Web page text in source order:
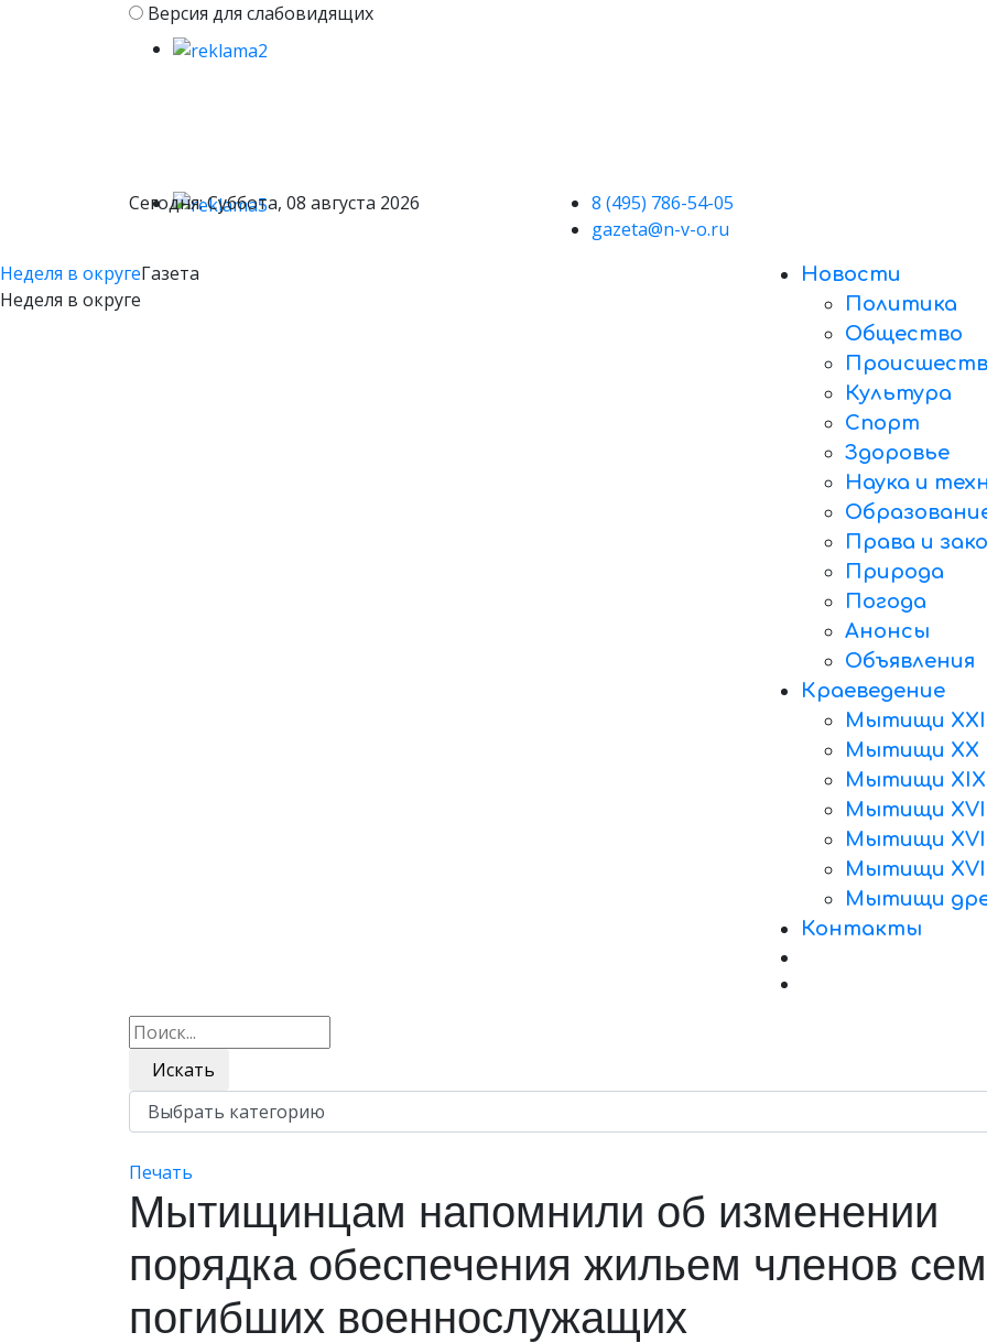
Версия для слабовидящих
Сегодня: Суббота, 08 августа 2026
8 (495) 786-54-05
gazeta@n-v-o.ru
Неделя в округеГазета
Неделя в округе
Новости
Политика
Общество
Культура
Спорт
Здоровье
Наука и
Права и
Природа
Погода
Анонсы
Объявления
Краеведение
Мытищи XXI
Мытищи XX
Мытищи XIX
Мытищи
Мытищи
Мытищи XVI
Мытищи
Контакты
Искать
Печать
Мытищинцам напомнили об изменении
порядка обеспечения жильем членов
погибших военнослужащих